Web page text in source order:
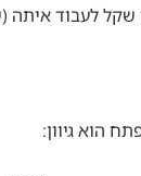
לעבוד איתה
הוא גיוון: